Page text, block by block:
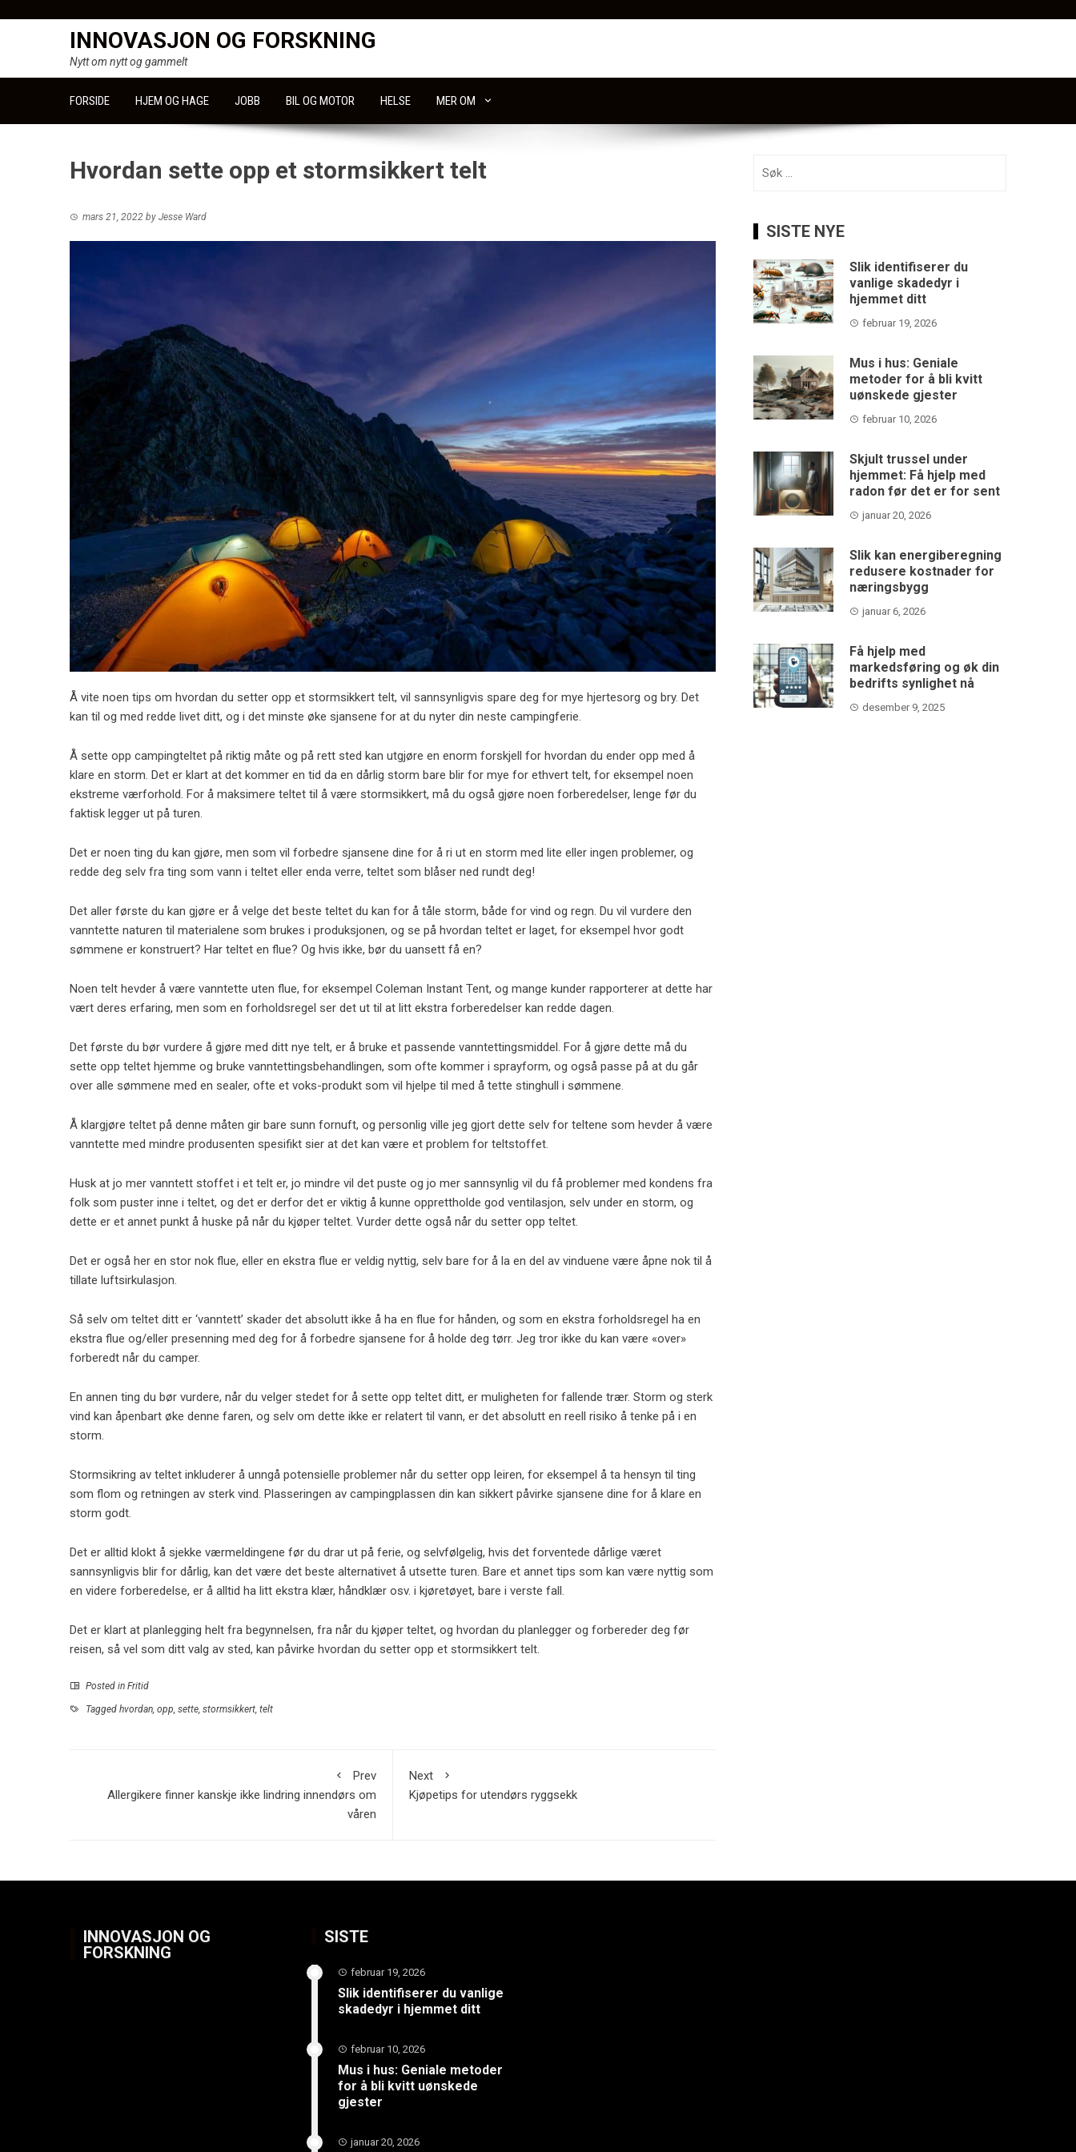
INNOVASJON OG FORSKNING
Nytt om nytt og gammelt
FORSIDE HJEM OG HAGE JOBB BIL OG MOTOR HELSE MER OM
Hvordan sette opp et stormsikkert telt
mars 21, 2022 by Jesse Ward
Å vite noen tips om hvordan du setter opp et stormsikkert telt, vil sannsynligvis spare deg for mye hjertesorg og bry. Det
kan til og med redde livet ditt, og i det minste øke sjansene for at du nyter din neste campingferie.
Å sette opp campingteltet på riktig måte og på rett sted kan utgjøre en enorm forskjell for hvordan du ender opp med å
klare en storm. Det er klart at det kommer en tid da en dårlig storm bare blir for mye for ethvert telt, for eksempel noen
ekstreme værforhold. For å maksimere teltet til å være stormsikkert, må du også gjøre noen forberedelser, lenge før du
faktisk legger ut på turen.
Det er noen ting du kan gjøre, men som vil forbedre sjansene dine for å ri ut en storm med lite eller ingen problemer, og
redde deg selv fra ting som vann i teltet eller enda verre, teltet som blåser ned rundt deg!
Det aller første du kan gjøre er å velge det beste teltet du kan for å tåle storm, både for vind og regn. Du vil vurdere den
vanntette naturen til materialene som brukes i produksjonen, og se på hvordan teltet er laget, for eksempel hvor godt
sømmene er konstruert? Har teltet en flue? Og hvis ikke, bør du uansett få en?
Noen telt hevder å være vanntette uten flue, for eksempel Coleman Instant Tent, og mange kunder rapporterer at dette har
vært deres erfaring, men som en forholdsregel ser det ut til at litt ekstra forberedelser kan redde dagen.
Det første du bør vurdere å gjøre med ditt nye telt, er å bruke et passende vanntettingsmiddel. For å gjøre dette må du
sette opp teltet hjemme og bruke vanntettingsbehandlingen, som ofte kommer i sprayform, og også passe på at du går
over alle sømmene med en sealer, ofte et voks-produkt som vil hjelpe til med å tette stinghull i sømmene.
Å klargjøre teltet på denne måten gir bare sunn fornuft, og personlig ville jeg gjort dette selv for teltene som hevder å være
vanntette med mindre produsenten spesifikt sier at det kan være et problem for teltstoffet.
Husk at jo mer vanntett stoffet i et telt er, jo mindre vil det puste og jo mer sannsynlig vil du få problemer med kondens fra
folk som puster inne i teltet, og det er derfor det er viktig å kunne opprettholde god ventilasjon, selv under en storm, og
dette er et annet punkt å huske på når du kjøper teltet. Vurder dette også når du setter opp teltet.
Det er også her en stor nok flue, eller en ekstra flue er veldig nyttig, selv bare for å la en del av vinduene være åpne nok til å
tillate luftsirkulasjon.
Så selv om teltet ditt er ‘vanntett’ skader det absolutt ikke å ha en flue for hånden, og som en ekstra forholdsregel ha en
ekstra flue og/eller presenning med deg for å forbedre sjansene for å holde deg tørr. Jeg tror ikke du kan være «over»
forberedt når du camper.
En annen ting du bør vurdere, når du velger stedet for å sette opp teltet ditt, er muligheten for fallende trær. Storm og sterk
vind kan åpenbart øke denne faren, og selv om dette ikke er relatert til vann, er det absolutt en reell risiko å tenke på i en
storm.
Stormsikring av teltet inkluderer å unngå potensielle problemer når du setter opp leiren, for eksempel å ta hensyn til ting
som flom og retningen av sterk vind. Plasseringen av campingplassen din kan sikkert påvirke sjansene dine for å klare en
storm godt.
Det er alltid klokt å sjekke værmeldingene før du drar ut på ferie, og selvfølgelig, hvis det forventede dårlige været
sannsynligvis blir for dårlig, kan det være det beste alternativet å utsette turen. Bare et annet tips som kan være nyttig som
en videre forberedelse, er å alltid ha litt ekstra klær, håndklær osv. i kjøretøyet, bare i verste fall.
Det er klart at planlegging helt fra begynnelsen, fra når du kjøper teltet, og hvordan du planlegger og forbereder deg før
reisen, så vel som ditt valg av sted, kan påvirke hvordan du setter opp et stormsikkert telt.
Posted in Fritid
Tagged hvordan opp sette stormsikkert telt
Prev
Allergikere finner kanskje ikke lindring innendørs om
våren
Next
Kjøpetips for utendørs ryggsekk
etter:
SISTE NYE
Slik identifiserer du
vanlige skadedyr i
hjemmet ditt
februar 19, 2026
Mus i hus: Geniale
metoder for å bli kvitt
uønskede gjester
februar 10, 2026
Skjult trussel under
hjemmet: Få hjelp med
radon før det er for sent
januar 20, 2026
Slik kan energiberegning
redusere kostnader for
næringsbygg
januar 6, 2026
Få hjelp med
markedsføring og øk din
bedrifts synlighet nå
desember 9, 2025
INNOVASJON OG
FORSKNING
SISTE
februar 19, 2026
Slik identifiserer du vanlige
skadedyr i hjemmet ditt
februar 10, 2026
Mus i hus: Geniale metoder
for å bli kvitt uønskede
gjester
januar 20, 2026